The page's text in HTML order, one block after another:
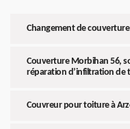
Changement de
Couverture Morbihan 56,
réparation d’infiltration de
Couvreur pour toiture à